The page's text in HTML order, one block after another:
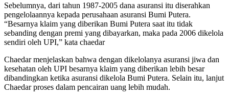
Sebelumnya, dari tahun 1987-2005 dana asuransi itu diserahkan
pengelolaannya kepada perusahaan asuransi Bumi Putera.
“Besarnya klaim yang diberikan Bumi Putera saat itu tidak
sebanding dengan premi yang dibayarkan, maka pada 2006 dikelola
sendiri oleh UPI,” kata chaedar
Chaedar menjelaskan bahwa dengan dikelolanya asuransi jiwa dan
kesehatan oleh UPI besarnya klaim yang diberikan lebih besar
dibandingkan ketika asuransi dikelola Bumi Putera. Selain itu, lanjut
Chaedar proses dalam pencairan uang lebih mudah.